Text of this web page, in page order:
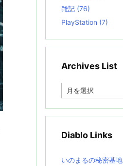
雑記 (76)
PlayStation (7)
Archives List
e
i
Diablo Links
いのまるの秘密基地